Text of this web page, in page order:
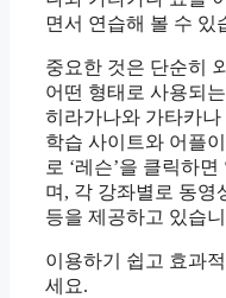
면서 연습해 볼 수 있
중요한 것은 단순히
어떤 형태로 사용되
히라가나와 가타카
학습 사이트와 어플
로 ‘레슨’을 클릭하
며, 각 강좌별로 동영
등을 제공하고 있습
이용하기 쉽고 효과
세요.